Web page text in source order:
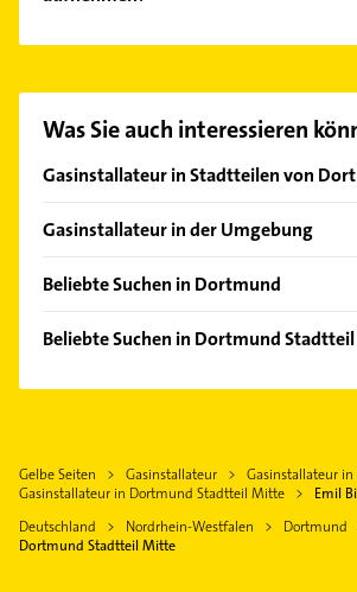
finden Sie alleKontaktdaten.
Was Sie auch interessieren
Gasinstallateur in Stadtteilen von
Aplerbeck
Berghofen
Eving
Hörde
Lütgendortmund
Lichtendorf
Lindenhorst
Gasinstallateur in der Umgebung
Schwerte
Castrop-Rauxel
Wetter (Ruhr)
Hagen Westfalen
Unna
Beliebte Suchen in Dortmund
Elektroinstallation
Elektro Reparatur
Phoniatrie
Logopädie
Putzfrau
Beliebte Suchen in Dortmund
Rohrreinigung
Steuerberater
Gelbe Seiten Gasinstallateur
Gasinstallateur
Gasinstallateur in Dortmund Stadtteil Mitte
Emil
Deutschland
Nordrhein-Westfalen
Dortmund
Dortmund Stadtteil Mitte